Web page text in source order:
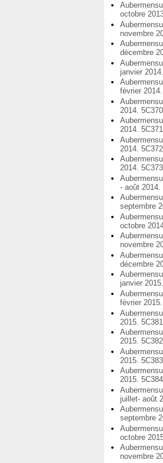
octobre
novembre
décembre
janvier
février
2014. 5C370
2014. 5C371
2014. 5C372
2014. 5C373
- août 2014.
septembre
octobre
novembre
décembre
janvier
février
2015. 5C381
2015. 5C382
2015. 5C383
2015. 5C384
juillet- août
septembre
octobre
novembre